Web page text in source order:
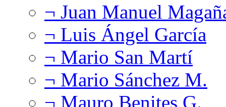
¬ Juan Manuel
¬ Luis Ángel García
¬ Mario San Martí
¬ Mario Sánchez M.
¬ Mauro Benites G.